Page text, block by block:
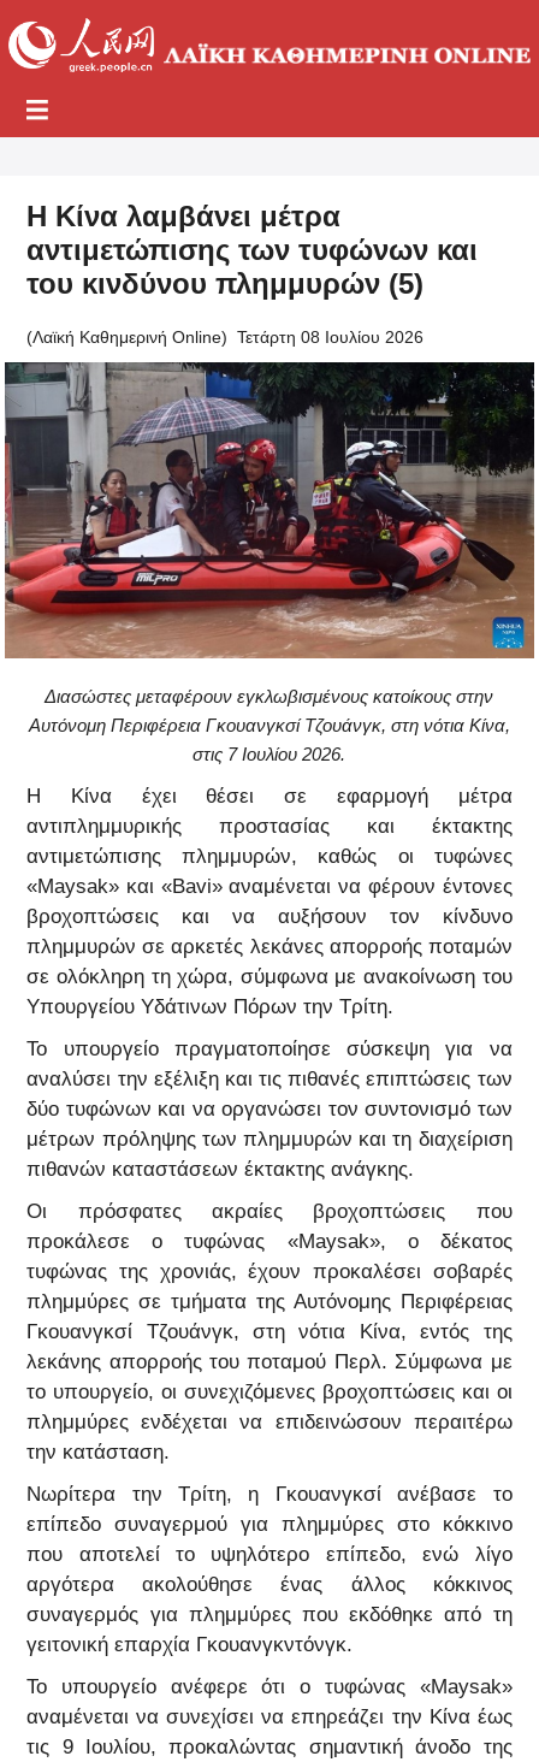
Η Κίνα λαμβάνει μέτρα
αντιμετώπισης των τυφώνων και
του κινδύνου πλημμυρών (5)
(Λαϊκή Καθημερινή Online) Τετάρτη 08 Ιουλίου 2026
Διασώστες μεταφέρουν εγκλωβισμένους κατοίκους στην
Αυτόνομη Περιφέρεια Γκουανγκσί Τζουάνγκ, στη νότια Κίνα,
στις 7 Ιουλίου 2026.
Η Κίνα έχει θέσει σε εφαρμογή μέτρα
αντιπλημμυρικής προστασίας και έκτακτης
αντιμετώπισης πλημμυρών, καθώς οι τυφώνες
«Maysak» και «Bavi» αναμένεται να φέρουν έντονες
βροχοπτώσεις και να αυξήσουν τον κίνδυνο
πλημμυρών σε αρκετές λεκάνες απορροής ποταμών
σε ολόκληρη τη χώρα, σύμφωνα με ανακοίνωση του
Υπουργείου Υδάτινων Πόρων την Τρίτη.
Το υπουργείο πραγματοποίησε σύσκεψη για να
αναλύσει την εξέλιξη και τις πιθανές επιπτώσεις των
δύο τυφώνων και να οργανώσει τον συντονισμό των
μέτρων πρόληψης των πλημμυρών και τη διαχείριση
πιθανών καταστάσεων έκτακτης ανάγκης.
Οι πρόσφατες ακραίες βροχοπτώσεις που
προκάλεσε ο τυφώνας «Maysak», ο δέκατος
τυφώνας της χρονιάς, έχουν προκαλέσει σοβαρές
πλημμύρες σε τμήματα της Αυτόνομης Περιφέρειας
Γκουανγκσί Τζουάνγκ, στη νότια Κίνα, εντός της
λεκάνης απορροής του ποταμού Περλ. Σύμφωνα με
το υπουργείο, οι συνεχιζόμενες βροχοπτώσεις και οι
πλημμύρες ενδέχεται να επιδεινώσουν περαιτέρω
την κατάσταση.
Νωρίτερα την Τρίτη, η Γκουανγκσί ανέβασε το
επίπεδο συναγερμού για πλημμύρες στο κόκκινο
που αποτελεί το υψηλότερο επίπεδο, ενώ λίγο
αργότερα ακολούθησε ένας άλλος κόκκινος
συναγερμός για πλημμύρες που εκδόθηκε από τη
γειτονική επαρχία Γκουανγκντόνγκ.
Το υπουργείο ανέφερε ότι ο τυφώνας «Maysak»
αναμένεται να συνεχίσει να επηρεάζει την Κίνα έως
τις 9 Ιουλίου, προκαλώντας σημαντική άνοδο της